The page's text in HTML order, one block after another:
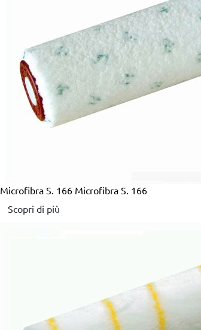
Microfibra S. 166 Microfibra S. 166
Scopri di più